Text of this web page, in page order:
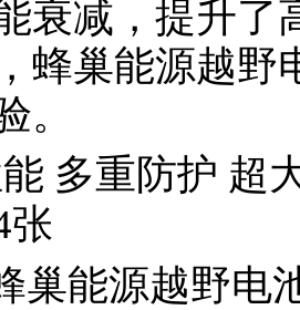
衰减，提升了
蜂巢能源越野
。
巢能源越野电